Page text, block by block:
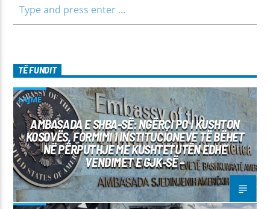
TË FUNDIT
LAJME
AMBASADA E SHBA-SË: NGËRÇI PO I KUSHTON
KOSOVËS, FORMIMI I INSTITUCIONEVE TË BËHET
NË PËRPUTHJE ME KUSHTETUTËN EDHE
VENDIMET E GJK-SË –